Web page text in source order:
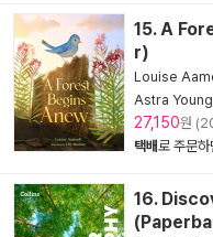
15. A
r)
Louise
Astra
27,150원
택배로 주문하
16.